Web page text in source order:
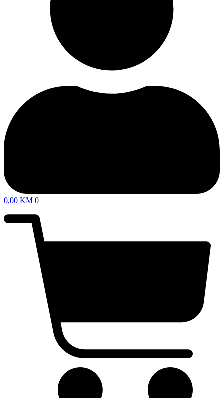
0,00 KM 0